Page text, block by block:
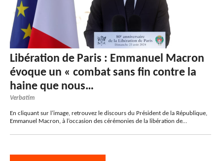
Libération de Paris : Emmanuel Macron
évoque un « combat sans fin contre la
haine que nous…
Verbatim
En cliquant sur l’image, retrouvez le discours du Président de la République,
Emmanuel Macron, à l’occasion des cérémonies de la libération de…